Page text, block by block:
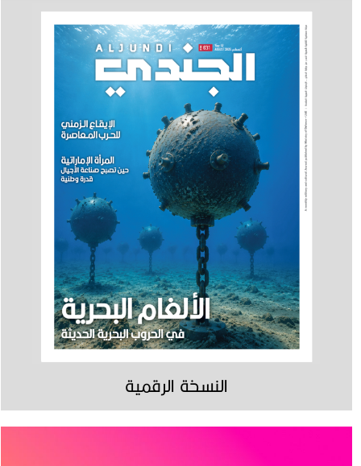
النسخة الرقمية